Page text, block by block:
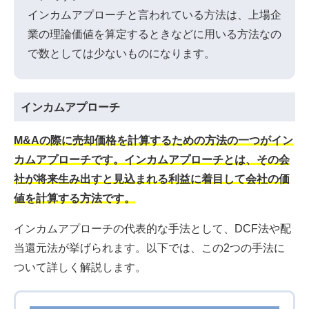
インカムアプローチと言われている方法は、上場企
業の理論価値を算定するときなどに用いる方法なの
で数としては少ないものになります。
インカムアプローチ
M&Aの際に売却価格を計算するための方法の一つがイン
カムアプローチです。インカムアプローチとは、その会
社が将来生み出すと見込まれる利益に着目して会社の価
値を計算する方法です。
インカムアプローチの代表的な手法として、DCF法や配
当還元法が挙げられます。以下では、この2つの手法に
ついて詳しく解説します。